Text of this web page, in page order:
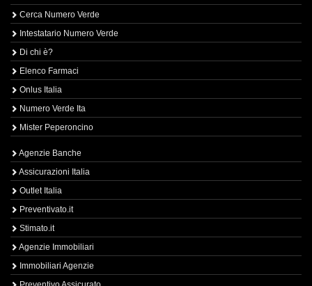
Cerca Numero Verde
Intestatario Numero Verde
Di chi è?
Elenco Farmaci
Onlus Italia
Numero Verde Ita
Mister Peperoncino
Agenzie Banche
Assicurazioni Italia
Outlet Italia
Preventivato.it
Stimato.it
Agenzie Immobiliari
Immobiliari Agenzie